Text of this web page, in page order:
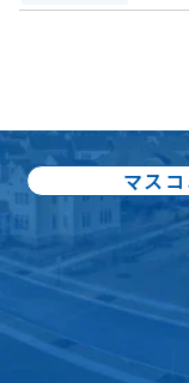
マス
出版書籍86
不動産売
スペシャ